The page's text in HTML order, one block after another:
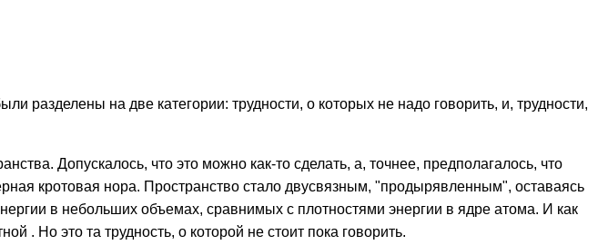
разделены на две категории: трудности, о которых не надо говорить, и, трудности,
Допускалось, что это можно как-то сделать, а, точнее, предполагалось, что
кротовая нора. Пространство стало двусвязным, "продырявленным", оставаясь
в небольших объемах, сравнимых с плотностями энергии в ядре атома. И как
. Но это та трудность, о которой не стоит пока говорить.